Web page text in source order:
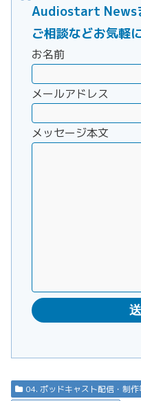
Audiostart News
ご相談などお気軽
お名前
メールアドレス
メッセージ本文
04. ポッドキャスト配信・制作